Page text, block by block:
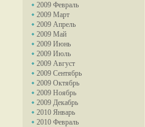
2009 Февраль
2009 Март
2009 Апрель
2009 Май
2009 Июнь
2009 Июль
2009 Август
2009 Сентябрь
2009 Октябрь
2009 Ноябрь
2009 Декабрь
2010 Январь
2010 Февраль